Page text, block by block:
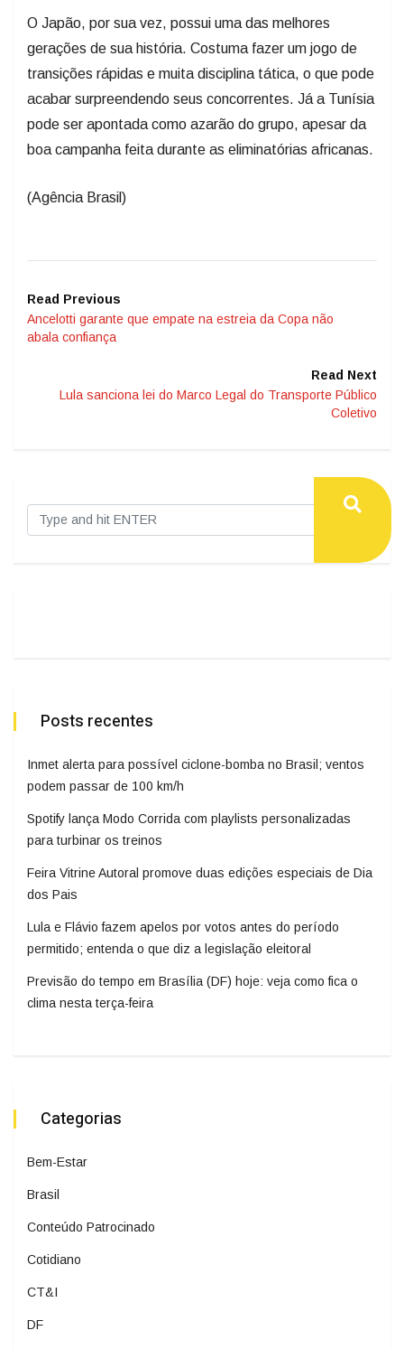
O Japão, por sua vez, possui uma das melhores
gerações de sua história. Costuma fazer um jogo de
transições rápidas e muita disciplina tática, o que pode
acabar surpreendendo seus concorrentes. Já a Tunísia
pode ser apontada como azarão do grupo, apesar da
boa campanha feita durante as eliminatórias africanas.
(Agência Brasil)
Read Previous
Ancelotti garante que empate na estreia da Copa não
abala confiança
Read Next
Lula sanciona lei do Marco Legal do Transporte Público
Coletivo
Posts recentes
Inmet alerta para possível ciclone-bomba no Brasil; ventos
podem passar de 100 km/h
Spotify lança Modo Corrida com playlists personalizadas
para turbinar os treinos
Feira Vitrine Autoral promove duas edições especiais de Dia
dos Pais
Lula e Flávio fazem apelos por votos antes do período
permitido; entenda o que diz a legislação eleitoral
Previsão do tempo em Brasília (DF) hoje: veja como fica o
clima nesta terça-feira
Categorias
Bem-Estar
Brasil
Conteúdo Patrocinado
Cotidiano
CT&I
DF